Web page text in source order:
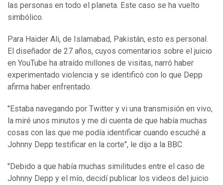
las personas en todo el planeta. Este caso se ha vuelto
simbólico.
Para Haider Ali, de Islamabad, Pakistán, esto es personal.
El diseñador de 27 años, cuyos comentarios sobre el juicio
en YouTube ha atraído millones de visitas, narró haber
experimentado violencia y se identificó con lo que Depp
afirma haber enfrentado.
"Estaba navegando por Twitter y vi una transmisión en vivo,
la miré unos minutos y me di cuenta de que había muchas
cosas con las que me podía identificar cuando escuché a
Johnny Depp testificar en la corte", le dijo a la BBC.
"Debido a que había muchas similitudes entre el caso de
Johnny Depp y el mío, decidí publicar los videos del juicio